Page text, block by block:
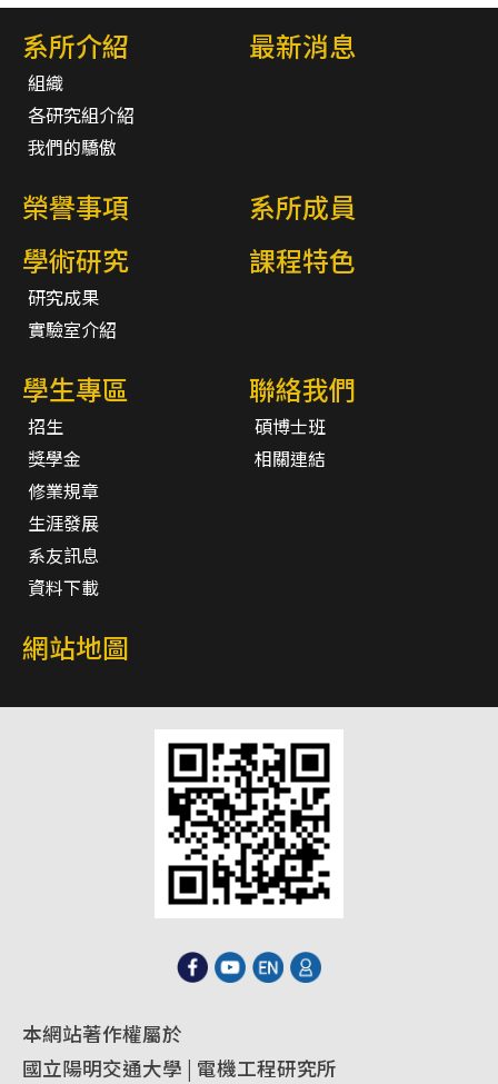
系所介紹
組織
各研究組介紹
我們的驕傲
最新消息
榮譽事項
系所成員
學術研究
研究成果
實驗室介紹
課程特色
學生專區
招生
獎學金
修業規章
生涯發展
系友訊息
資料下載
聯絡我們
碩博士班
相關連結
網站地圖
本網站著作權屬於
國立陽明交通大學 | 電機工程研究所